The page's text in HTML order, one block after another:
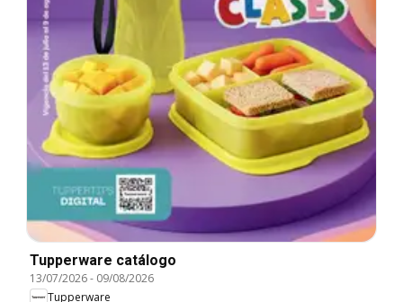
Tupperware catálogo
13/07/2026- 09/08/2026
Tupperware